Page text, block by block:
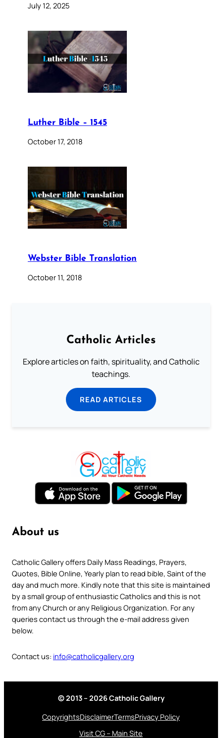
July 12, 2025
Luther Bible – 1545
October 17, 2018
Webster Bible Translation
October 11, 2018
Catholic Articles
Explore articles on faith, spirituality, and Catholic
teachings.
READ ARTICLES
About us
Catholic Gallery offers Daily Mass Readings, Prayers,
Quotes, Bible Online, Yearly plan to read bible, Saint of the
day and much more. Kindly note that this site is maintained
by a small group of enthusiastic Catholics and this is not
from any Church or any Religious Organization. For any
queries contact us through the e-mail address given
below.
Contact us: info@catholicgallery.org
© 2013 – 2026 Catholic Gallery
CopyrightsDisclaimerTermsPrivacy Policy
Visit CG – Main Site